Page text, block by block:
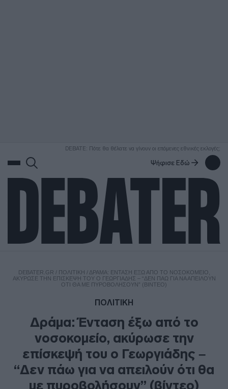
DEBATE: Πότε θα θέλατε να γίνουν οι επόμενες εθνικές εκλογές;
Ψήφισε Εδώ
DEBATER.GR / ΠΟΛΙΤΙΚΗ / ΔΡΆΜΑ: ΈΝΤΑΣΗ ΈΞΩ ΑΠΌ ΤΟ ΝΟΣΟΚΟΜΕΊΟ,
ΑΚΎΡΩΣΕ ΤΗΝ ΕΠΊΣΚΕΨΉ ΤΟΥ Ο ΓΕΩΡΓΙΆΔΗΣ – “ΔΕΝ ΠΆΩ ΓΙΑ ΝΑ ΑΠΕΙΛΟΎΝ
ΌΤΙ ΘΑ ΜΕ ΠΥΡΟΒΟΛΉΣΟΥΝ” (ΒΊΝΤΕΟ)
ΠΟΛΙΤΙΚΗ
Δράμα: Ένταση έξω από το
νοσοκομείο, ακύρωσε την
επίσκεψή του ο Γεωργιάδης –
“Δεν πάω για να απειλούν ότι θα
με πυροβολήσουν” (βίντεο)